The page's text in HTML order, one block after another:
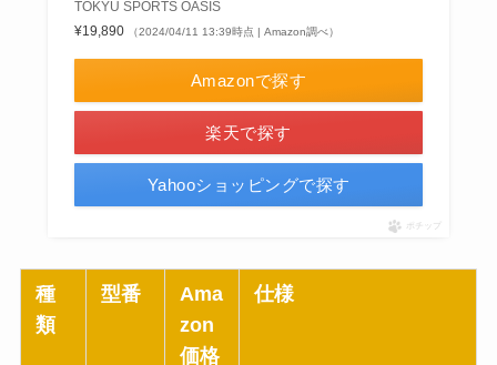
TOKYU SPORTS OASIS
¥19,890
（2024/04/11 13:39時点 | Amazon調べ）
Amazonで探す
楽天で探す
Yahooショッピングで探す
ポチップ
種
類
型番
Ama
zon
価格
仕様